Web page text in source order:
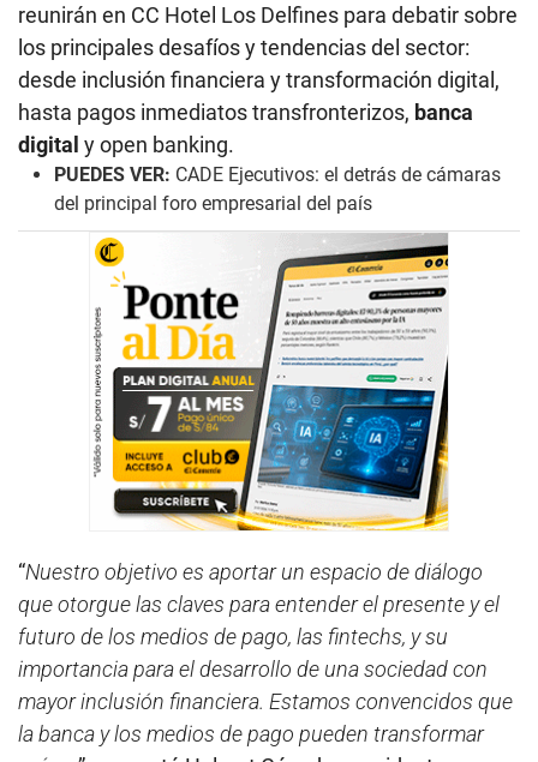
reunirán en CC Hotel Los Delfines para debatir sobre
los principales desafíos y tendencias del sector:
desde inclusión financiera y transformación digital,
hasta pagos inmediatos transfronterizos, banca
digital y open banking.
PUEDES VER: CADE Ejecutivos: el detrás de cámaras
del principal foro empresarial del país
“Nuestro objetivo es aportar un espacio de diálogo
que otorgue las claves para entender el presente y el
futuro de los medios de pago, las fintechs, y su
importancia para el desarrollo de una sociedad con
mayor inclusión financiera. Estamos convencidos que
la banca y los medios de pago pueden transformar